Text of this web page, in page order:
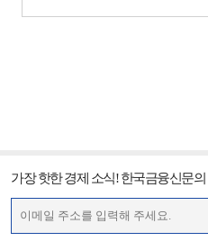
가장 핫한 경제 소식! 한국금융신문의